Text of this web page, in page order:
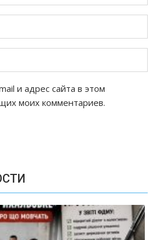
и адрес сайта в этом
моих комментариев.